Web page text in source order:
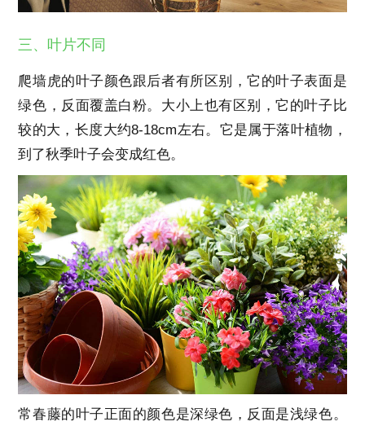
三、叶片不同
爬墙虎的叶子颜色跟后者有所区别，它的叶子表面是
绿色，反面覆盖白粉。大小上也有区别，它的叶子比
较的大，长度大约8-18cm左右。它是属于落叶植物，
到了秋季叶子会变成红色。
常春藤的叶子正面的颜色是深绿色，反面是浅绿色。